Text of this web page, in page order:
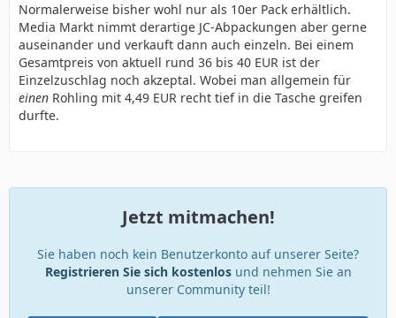
Normalerweise bisher wohl nur als 10er Pack erhältlich.
Media Markt nimmt derartige JC-Abpackungen aber gerne
auseinander und verkauft dann auch einzeln. Bei einem
Gesamtpreis von aktuell rund 36 bis 40 EUR ist der
Einzelzuschlag noch akzeptal. Wobei man allgemein für
einen Rohling mit 4,49 EUR recht tief in die Tasche greifen
durfte.
Jetzt mitmachen!
Sie haben noch kein Benutzerkonto auf unserer Seite?
Registrieren Sie sich kostenlosund nehmen Sie an
unserer Community teil!